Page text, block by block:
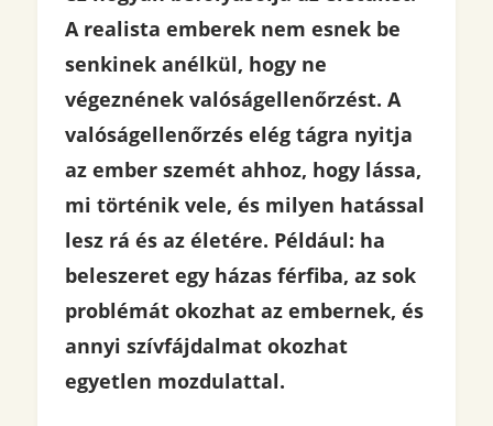
A realista emberek nem esnek be
senkinek anélkül, hogy ne
végeznének valóságellenőrzést. A
valóságellenőrzés elég tágra nyitja
az ember szemét ahhoz, hogy lássa,
mi történik vele, és milyen hatással
lesz rá és az életére. Például: ha
beleszeret egy házas férfiba, az sok
problémát okozhat az embernek, és
annyi szívfájdalmat okozhat
egyetlen mozdulattal.